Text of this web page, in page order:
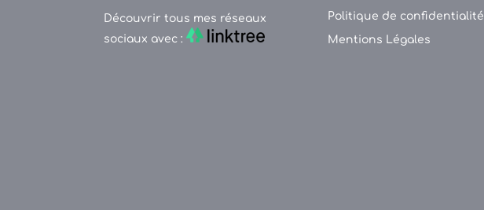
Découvrir tous mes réseaux
sociaux avec :
Politique de confidentialité
Mentions Légales